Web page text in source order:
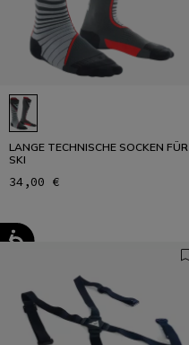
LANGE TECHNISCHE SOCKEN FÜR
SKI
34,00 €